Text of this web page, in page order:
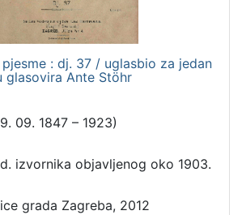
: dj. 37 / uglasbio za jedan
glasovira Ante Stöhr
09. 1847 – 1923)
izvornika objavljenog oko 1903.
grada Zagreba, 2012